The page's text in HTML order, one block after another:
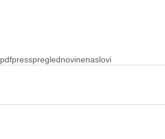
pdfpresspreglednovinenaslovi